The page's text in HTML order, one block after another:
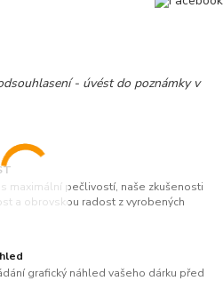
maximální pečlivostí, naše zkušenosti
a obrovskou radost z vyrobených
grafický náhled vašeho dárku před
- úvést do poznámky v